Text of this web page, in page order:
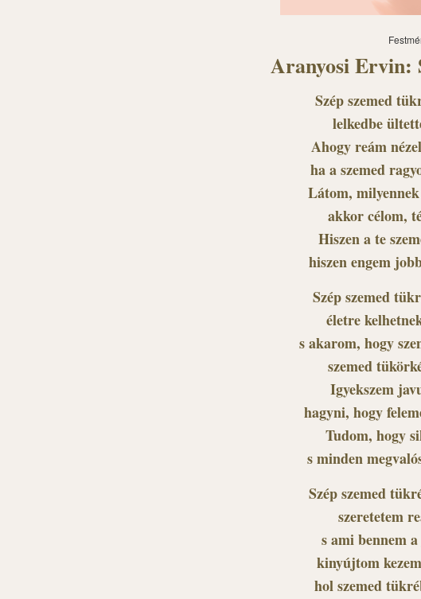
Aranyosi Ervin:
Szép szemed
lelkedbe
Ahogy reám
ha a szemed
Látom,
akkor célom,
Hiszen a te
hiszen engem
Szép szemed
életre
s akarom, hogy
szemed
Igyekszem
hagyni, hogy
Tudom, hogy
s minden
Szép szemed
szeretetem
s ami bennem
kinyújtom
hol szemed